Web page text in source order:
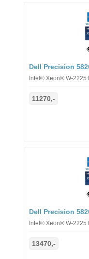
Dell Precision
Intel® Xeon® W-2225
11270,-
Dell Precision
Intel® Xeon® W-2225
13470,-